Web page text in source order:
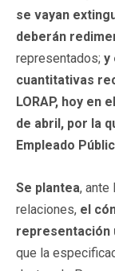
se vayan
deberán
representados; y
cuantitativas
LORAP, hoy en
de abril, por la
Empleado
Se plantea, ante
relaciones, el
representación
que la